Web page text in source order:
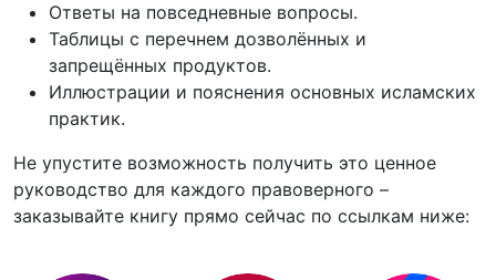
Ответы на повседневные вопросы.
Таблицы с перечнем дозволённых и
запрещённых продуктов.
Иллюстрации и пояснения основных исламских
практик.
Не упустите возможность получить это ценное
руководство для каждого правоверного –
заказывайте книгу прямо сейчас по ссылкам ниже: